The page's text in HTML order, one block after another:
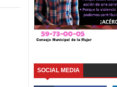
SOCIAL MEDIA